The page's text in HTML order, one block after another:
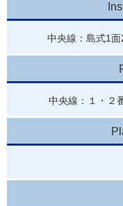
中央線：島式1
中央線：１・２